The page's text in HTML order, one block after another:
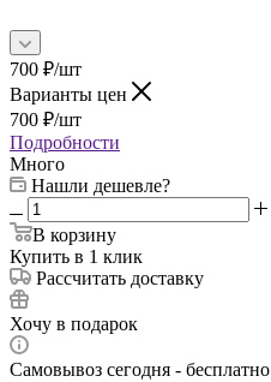
700 ₽/шт
Варианты цен
700 ₽/шт
Подробности
Много
Нашли дешевле?
В корзину
Купить в 1 клик
Рассчитать доставку
Хочу в подарок
Самовывоз сегодня - бесплатно